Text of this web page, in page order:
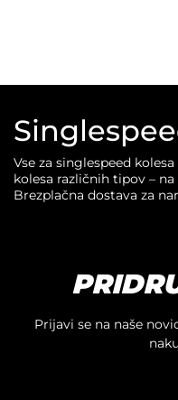
Vse za singlespeed
kolesa različnih tipov –
Brezplačna dostava za
Prijavi se na naše